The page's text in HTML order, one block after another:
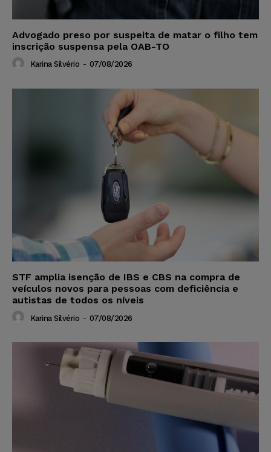
Advogado preso por suspeita de matar o filho tem
inscrição suspensa pela OAB-TO
Karina Silvério - 07/08/2026
STF amplia isenção de IBS e CBS na compra de
veículos novos para pessoas com deficiência e
autistas de todos os níveis
Karina Silvério - 07/08/2026